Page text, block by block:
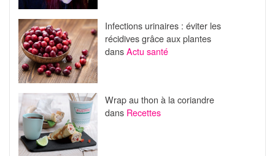
Infections urinaires : éviter les
récidives grâce aux plantes
dansActu santé
Wrap au thon à la coriandre
dans Recettes